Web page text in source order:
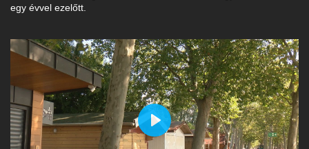
egy évvel ezelőtt.
Play